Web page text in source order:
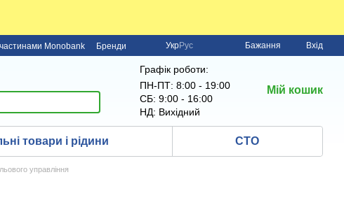
Monobank Бренди УкрРус Бажання Вхід
Графік роботи:
ПН-ПТ: 8:00 - 19:00
СБ: 9:00 - 16:00
НД: Вихідний
Мій кошик
товари і рідини СТО
управління